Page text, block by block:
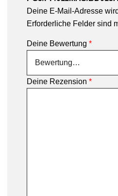
Deine E-Mail-Adresse
Erforderliche Felder sind
Deine Bewertung *
Deine Rezension *